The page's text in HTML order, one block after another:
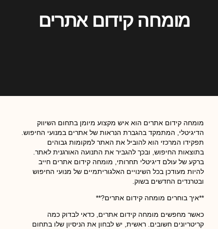
מומחה קידום אתרים
מומחה קידום אתרים הוא איש מקצוע מיומן בתחום השיווק
הדיגיטלי, המתמקד בהגברת הנראות של אתרים במנועי החיפוש.
תפקידו המרכזי הוא להוביל את האתר למקומות גבוהים
בתוצאות החיפוש, ובכך להגביר את התנועה האורגנית לאתר.
ברקע של עולם דיגיטלי תחרותי, מומחה קידום אתרים חייב
להיות מעודכן בכל השינויים האלגוריתמיים של מנועי החיפוש
ובטרנדים החדשים בשוק.
**איך בוחרים מומחה קידום אתרים?**
כאשר מחפשים מומחה קידום אתרים, כדאי לבדוק כמה
קריטריונים חשובים. ראשית, יש לבחון את הניסיון שלו בתחום